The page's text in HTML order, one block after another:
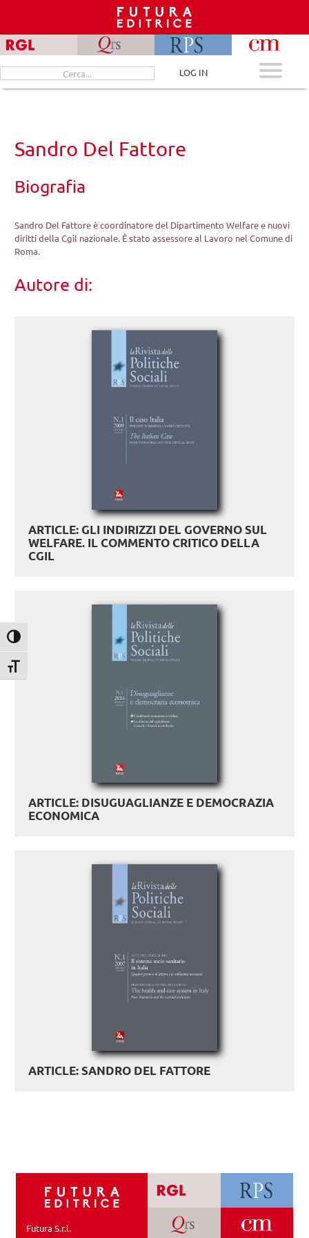
Attiva/disattiva alto contrasto
Attiva/disattiva dimensione testo
content
Cerca
per:
LOG IN
Sandro Del Fattore
Biografia
Sandro Del Fattore è coordinatore del Dipartimento Welfare e nuovi
diritti della Cgil nazionale. È stato assessore al Lavoro nel Comune di
Roma.
Autore di:
ARTICLE: GLI INDIRIZZI DEL GOVERNO SUL
WELFARE. IL COMMENTO CRITICO DELLA
CGIL
ARTICLE: DISUGUAGLIANZE E DEMOCRAZIA
ECONOMICA
ARTICLE: SANDRO DEL FATTORE
Futura S.r.l.